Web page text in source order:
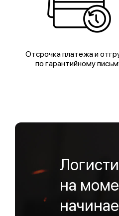
Отсрочка платежа и
по гарантийному
на